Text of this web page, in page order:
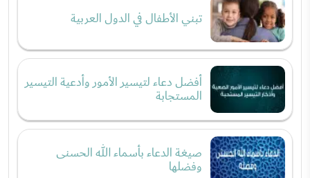
تبني الأطفال في الدول العربية
أفضل دعاء لتيسير الأمور وأدعية التيسير
المستجابة
صيغة الدعاء بأسماء الله الحسنى
وفضلها